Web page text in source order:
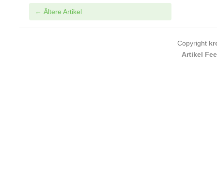
Post navigation
← Ältere Artikel
Copyright
Artikel